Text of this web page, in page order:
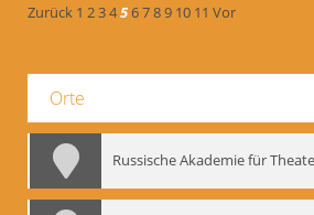
Zurück 1 23456789 10 11 Vor
Orte